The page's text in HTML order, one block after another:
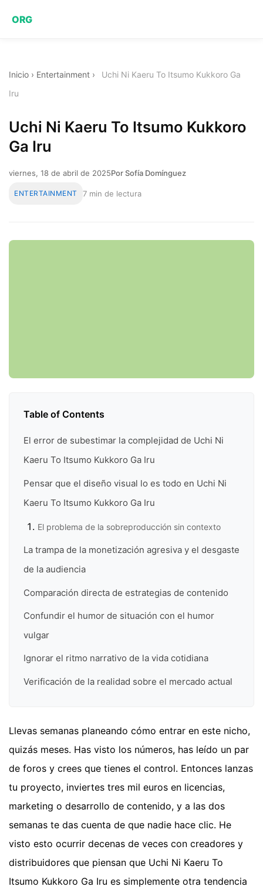
ORG
Inicio › Entertainment ›
Uchi Ni Kaeru To Itsumo Kukkoro Ga
Iru
Uchi Ni Kaeru To Itsumo Kukkoro
Ga Iru
viernes, 18 de abril de 2025Por Sofía Domínguez
ENTERTAINMENT 7 min de lectura
Table of Contents
El error de subestimar la complejidad de Uchi Ni
Kaeru To Itsumo Kukkoro Ga Iru
Pensar que el diseño visual lo es todo en Uchi Ni
Kaeru To Itsumo Kukkoro Ga Iru
El problema de la sobreproducción sin contexto
La trampa de la monetización agresiva y el desgaste
de la audiencia
Comparación directa de estrategias de contenido
Confundir el humor de situación con el humor
vulgar
Ignorar el ritmo narrativo de la vida cotidiana
Verificación de la realidad sobre el mercado actual
Llevas semanas planeando cómo entrar en este nicho,
quizás meses. Has visto los números, has leído un par
de foros y crees que tienes el control. Entonces lanzas
tu proyecto, inviertes tres mil euros en licencias,
marketing o desarrollo de contenido, y a las dos
semanas te das cuenta de que nadie hace clic. He
visto esto ocurrir decenas de veces con creadores y
distribuidores que piensan que Uchi Ni Kaeru To
Itsumo Kukkoro Ga Iru es simplemente otra tendencia